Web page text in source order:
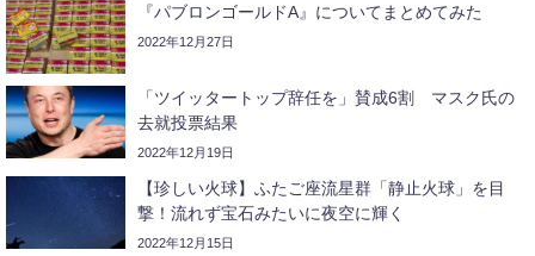
『パブロンゴールドA』についてまとめてみた
2022年12月27日
「ツイッタートップ辞任を」賛成6割 マスク氏の
去就投票結果
2022年12月19日
【珍しい火球】ふたご座流星群「静止火球」を目
撃！流れず宝石みたいに夜空に輝く
2022年12月15日